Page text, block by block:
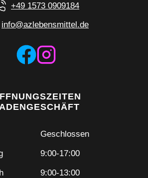
+49 1573 0909184
info@azlebensmittel.de
Geschlossen
9:00-17:00
9:00-13:00